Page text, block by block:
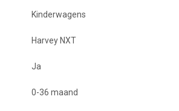
Kinderwagens
Harvey NXT
Ja
0-36 maand